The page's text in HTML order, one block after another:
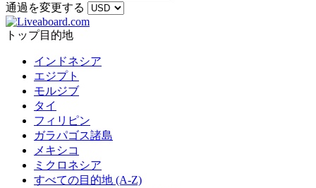
通過を変更する
トップ目的地
インドネシア
エジプト
モルジブ
タイ
フィリピン
ガラパゴス諸島
メキシコ
ミクロネシア
すべての目的地 (A-Z)